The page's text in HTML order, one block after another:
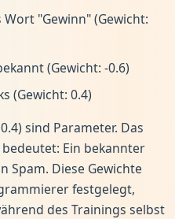
"Gewinn" (Gewicht:
(Gewicht: -0.6)
(Gewicht: 0.4)
sind Parameter. Das
Ein bekannter
Spam. Diese Gewichte
festgelegt,
des Trainings selbst